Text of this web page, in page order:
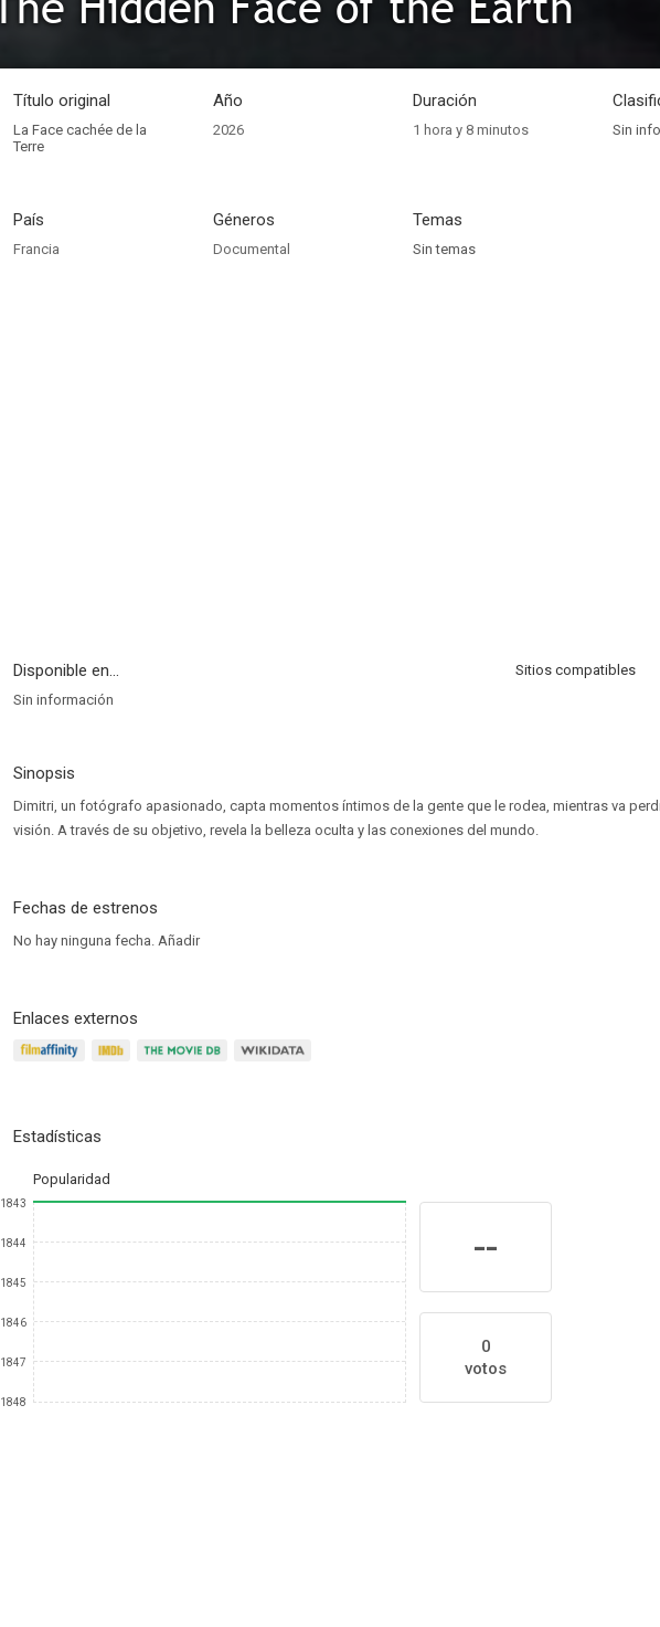
Título original
La Face cachée de la
Terre
Año
2026
Duración
1 hora y 8 minutos Sin
País
Francia
Géneros
Documental
Temas
Sin temas
Disponible en...
Sitios compatibles
Sin información
Sinopsis
Dimitri, un fotógrafo apasionado, capta momentos íntimos de la gente que le rodea, mientras va
visión. A través de su objetivo, revela la belleza oculta y las conexiones del mundo.
Fechas de estrenos
No hay ninguna fecha. Añadir
Enlaces externos
Estadísticas
Popularidad
1843
1844
1845
1846
1847
1848
--
0
votos